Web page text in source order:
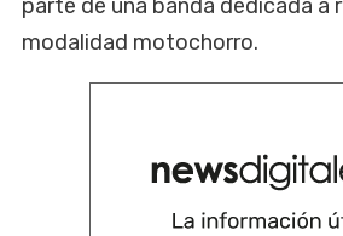
parte de una banda dedicada a
modalidad motochorro.